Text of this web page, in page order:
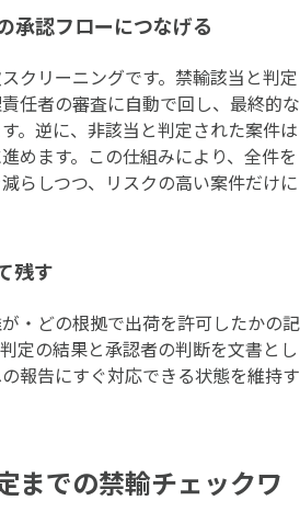
承認フローにつなげる
クリーニングです。禁輸該当と判定
任者の審査に自動で回し、最終的な
。逆に、非該当と判定された案件は
めます。この仕組みにより、全件を
らしつつ、リスクの高い案件だけに
残す
・どの根拠で出荷を許可したかの記
定の結果と承認者の判断を文書とし
報告にすぐ対応できる状態を維持す
までの禁輸チェックワ